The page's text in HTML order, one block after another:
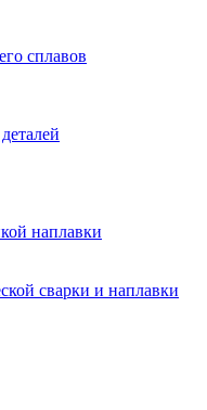
сплавов
наплавки
сварки и наплавки